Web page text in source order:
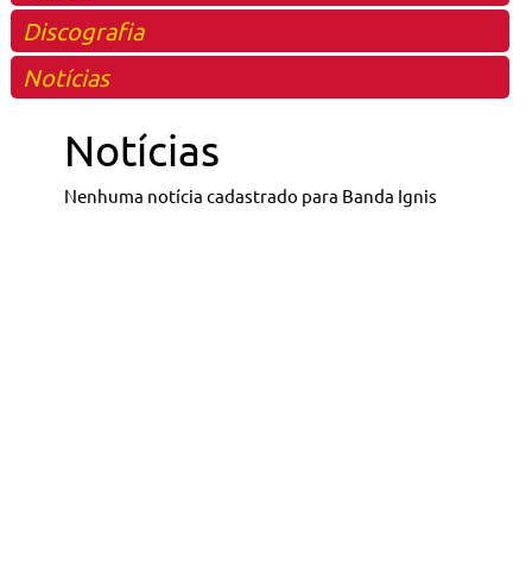
Discografia
Notícias
Notícias
Nenhuma notícia cadastrado para Banda Ignis